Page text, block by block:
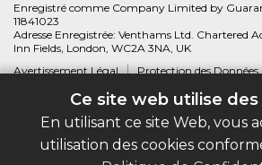
Ce site web utilise
En utilisant ce site Web, vous
utilisation des cookies
Enregistré comme Company Limited by
11841023
Adresse Enregistrée: Venthams Ltd. Chartered
Inn Fields, London, WC2A 3NA, UK
Avertissement Légal
Protection des Données